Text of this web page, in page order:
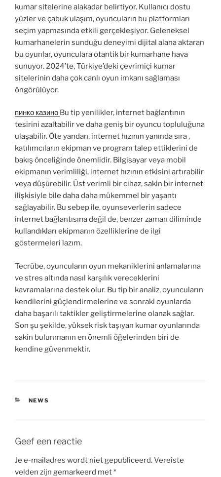
kumar sitelerine alakadar belirtiyor. Kullanıcı dostu
yüzler ve çabuk ulaşım, oyuncuların bu platformları
seçim yapmasında etkili gerçekleşiyor. Geleneksel
kumarhanelerin sunduğu deneyimi dijital alana aktaran
bu oyunlar, oyunculara otantik bir kumarhane hava
sunuyor. 2024’te, Türkiye’deki çevrimiçi kumar
sitelerinin daha çok canlı oyun imkanı sağlaması
öngörülüyor.
пинко казино Bu tip yenilikler, internet bağlantının
tesirini azaltabilir ve daha geniş bir oyuncu topluluğuna
ulaşabilir. Öte yandan, internet hızının yanında sıra ,
katılımcıların ekipman ve program talep ettiklerini de
bakış önceliğinde önemlidir. Bilgisayar veya mobil
ekipmanın verimliliği, internet hızının etkisini artırabilir
veya düşürebilir. Üst verimli bir cihaz, sakin bir internet
ilişkisiyle bile daha daha mükemmel bir yaşantı
sağlayabilir. Bu sebep ile, oyunseverlerin sadece
internet bağlantısına değil de, benzer zaman diliminde
kullandıkları ekipmanın özelliklerine de ilgi
göstermeleri lazım.
Tecrübe, oyuncuların oyun mekaniklerini anlamalarına
ve stres altında nasıl karşılık vereceklerini
kavramalarına destek olur. Bu tip bir analiz, oyuncuların
kendilerini güçlendirmelerine ve sonraki oyunlarda
daha başarılı taktikler geliştirmelerine olanak sağlar.
Son şu şekilde, yüksek risk taşıyan kumar oyunlarında
sakin bulunmanın en önemli öğelerinden biri de
kendine güvenmektir.
CATEGORIEËN
NEWS
Geef een reactie
Je e-mailadres wordt niet gepubliceerd.Vereiste
velden zijn gemarkeerd met*